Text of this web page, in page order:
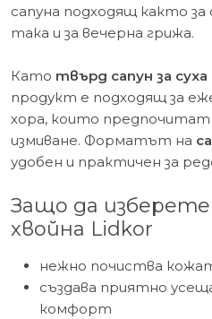
сапуна подходящ както
така и за вечерна грижа.
Като твърд сапун за
продукт е подходящ за
хора, които
измиване. Форматът на
удобен и практичен за
Защо да изберете
хвойна Lidkor
нежно почиства
създава приятно
комфорт